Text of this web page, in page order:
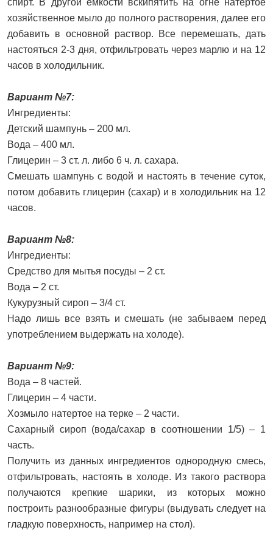
спирт. В другой емкости вскипятить на огне натертое
хозяйственное мыло до полного растворения, далее его
добавить в основной раствор. Все перемешать, дать
настояться 2-3 дня, отфильтровать через марлю и на 12
часов в холодильник.
Вариант №7:
Ингредиенты:
Детский шампунь – 200 мл.
Вода – 400 мл.
Глицерин – 3 ст. л. либо 6 ч. л. сахара.
Смешать шампунь с водой и настоять в течение суток,
потом добавить глицерин (сахар) и в холодильник на 12
часов.
Вариант №8:
Ингредиенты:
Средство для мытья посуды – 2 ст.
Вода – 2 ст.
Кукурузный сироп – 3/4 ст.
Надо лишь все взять и смешать (не забываем перед
употреблением выдержать на холоде).
Вариант №9:
Вода – 8 частей.
Глицерин – 4 части.
Хозмыло натертое на терке – 2 части.
Сахарный сироп (вода/сахар в соотношении 1/5) – 1
часть.
Получить из данных ингредиентов однородную смесь,
отфильтровать, настоять в холоде. Из такого раствора
получаются крепкие шарики, из которых можно
построить разнообразные фигуры (выдувать следует на
гладкую поверхность, например на стол).